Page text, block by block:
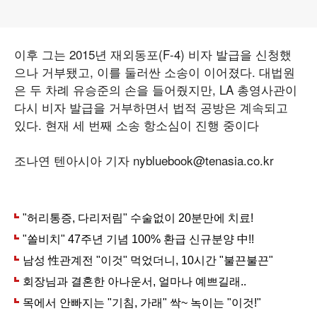
이후 그는 2015년 재외동포(F-4) 비자 발급을 신청했
으나 거부됐고, 이를 둘러싼 소송이 이어졌다. 대법원
은 두 차례 유승준의 손을 들어줬지만, LA 총영사관이
다시 비자 발급을 거부하면서 법적 공방은 계속되고
있다. 현재 세 번째 소송 항소심이 진행 중이다
조나연 텐아시아 기자 nybluebook@tenasia.co.kr